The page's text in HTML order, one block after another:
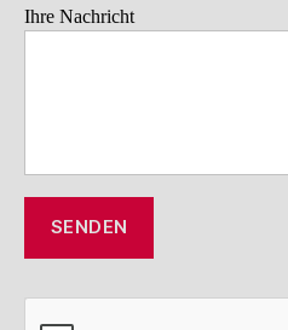
Ihre Nachricht